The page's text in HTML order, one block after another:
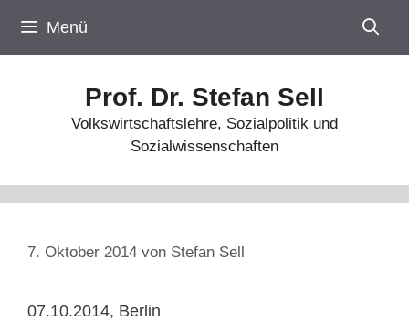
Inhalt
springen
Menü
Prof. Dr. Stefan Sell
Volkswirtschaftslehre, Sozialpolitik und
Sozialwissenschaften
7. Oktober 2014 von Stefan Sell
07.10.2014, Berlin